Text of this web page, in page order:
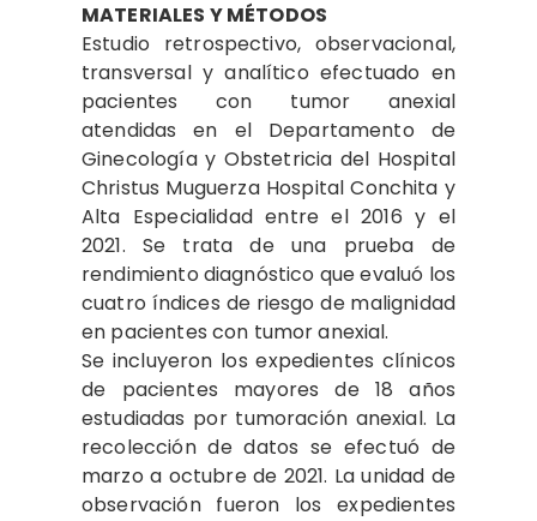
MATERIALES Y MÉTODOS
Estudio retrospectivo, observacional,
transversal y analítico efectuado en
pacientes con tumor anexial
atendidas en el Departamento de
Ginecología y Obstetricia del Hospital
Christus Muguerza Hospital Conchita y
Alta Especialidad entre el 2016 y el
2021. Se trata de una prueba de
rendimiento diagnóstico que evaluó los
cuatro índices de riesgo de malignidad
en pacientes con tumor anexial.
Se incluyeron los expedientes clínicos
de pacientes mayores de 18 años
estudiadas por tumoración anexial. La
recolección de datos se efectuó de
marzo a octubre de 2021. La unidad de
observación fueron los expedientes